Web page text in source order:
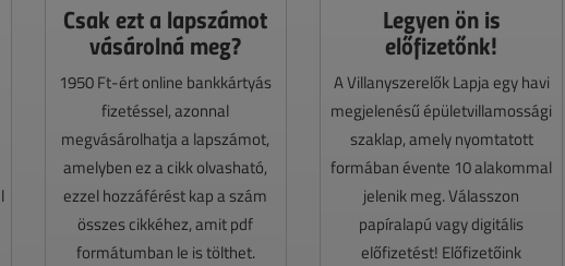
Csak ezt a lapszámot
vásárolná meg?
1950 Ft-ért online bankkártyás
fizetéssel, azonnal
megvásárolhatja a lapszámot,
amelyben ez a cikk olvasható,
ezzel hozzáférést kap a szám
összes cikkéhez, amit pdf
formátumban le is tölthet.
Legyen ön is
előfizetőnk!
A Villanyszerelők Lapja egy havi
megjelenésű épületvillamossági
szaklap, amely nyomtatott
formában évente 10 alakommal
jelenik meg. Válasszon
papíralapú vagy digitális
előfizetést! Előfizetőink